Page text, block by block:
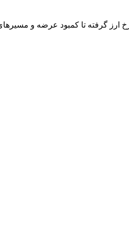
ارز گرفته تا کمبود عرضه و